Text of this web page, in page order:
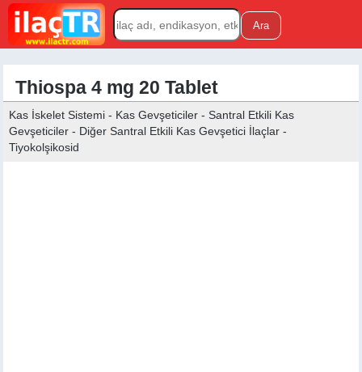
Thiospa 4 mg 20 Tablet
Kas İskelet Sistemi - Kas Gevşeticiler - Santral Etkili Kas
Gevşeticiler - Diğer Santral Etkili Kas Gevşetici İlaçlar -
Tiyokolşikosid